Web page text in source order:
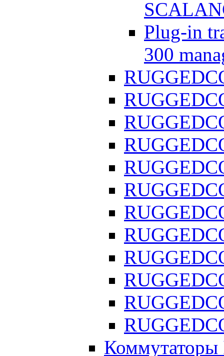
Plug-in
300
Коммутаторы